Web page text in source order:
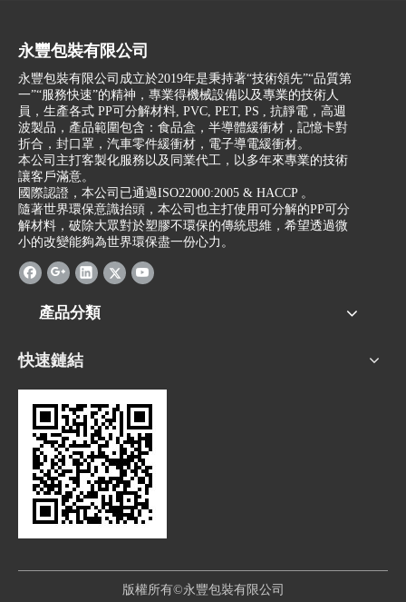
永豐包裝有限公司
永豐包裝有限公司成立於2019年是秉持著“技術領先”“品質第
一”“服務快速”的精神，專業得機械設備以及專業的技術人
員，生產各式 PP可分解材料, PVC, PET, PS , 抗靜電，高週
波製品，產品範圍包含：食品盒，半導體緩衝材，記憶卡對
折合，封口罩，汽車零件緩衝材，電子導電緩衝材。
本公司主打客製化服務以及同業代工，以多年來專業的技術
讓客戶滿意。
國際認證，本公司已通過ISO22000:2005 & HACCP 。
隨著世界環保意識抬頭，本公司也主打使用可分解的PP可分
解材料，破除大眾對於塑膠不環保的傳統思維，希望透過微
小的改變能夠為世界環保盡一份心力。
產品分類
快速鏈結
版權所有©永豐包裝有限公司